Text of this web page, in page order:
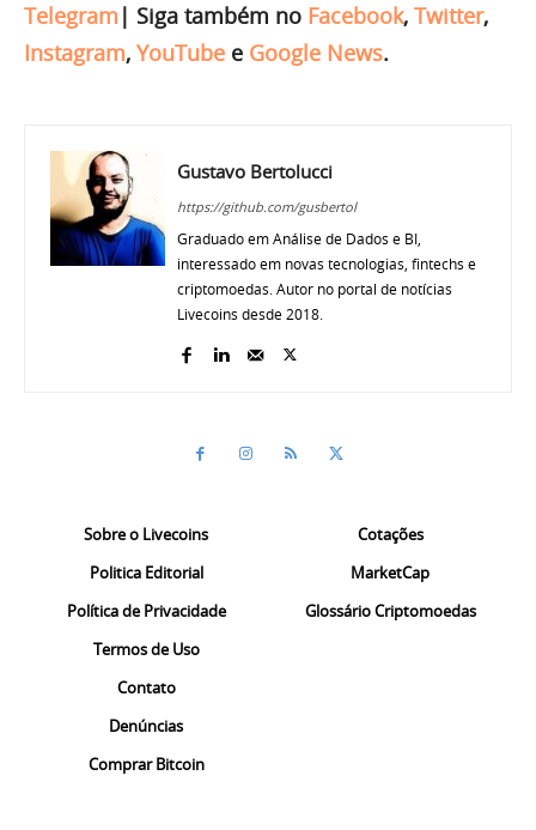
Telegram | Siga também no Facebook, Twitter,
Instagram, YouTube e Google News.
Gustavo Bertolucci
https://github.com/gusbertol
Graduado em Análise de Dados e BI,
interessado em novas tecnologias, fintechs e
criptomoedas. Autor no portal de notícias
Livecoins desde 2018.
Sobre o Livecoins
Politica Editorial
Política de Privacidade
Termos de Uso
Contato
Denúncias
Comprar Bitcoin
Cotações
MarketCap
Glossário Criptomoedas